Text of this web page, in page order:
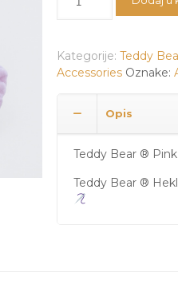
Kategorije: Teddy
Accessories Oznake:
Opis
Teddy Bear ®
Teddy Bear ®